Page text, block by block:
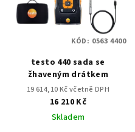
testo 440 sada se
žhaveným drátkem
19 614,10 Kč včetně DPH
16 210 Kč
Skladem
KÓD: 0563 4400